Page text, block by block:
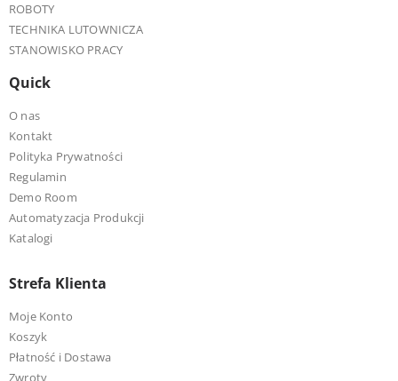
ROBOTY
TECHNIKA LUTOWNICZA
STANOWISKO PRACY
Quick
O nas
Kontakt
Polityka Prywatności
Regulamin
Demo Room
Automatyzacja Produkcji
Katalogi
Strefa Klienta
Moje Konto
Koszyk
Płatność i Dostawa
Zwroty